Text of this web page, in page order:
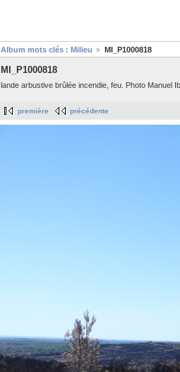
Album mots clés : Milieu MI_P1000818
MI_P1000818
lande arbustive brûlée incendie, feu. Photo Manuel
première précédente